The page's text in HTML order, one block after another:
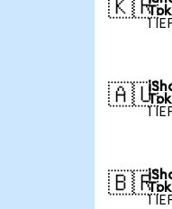
🇰🇷
1
🇦🇺
1
🇧🇷
1